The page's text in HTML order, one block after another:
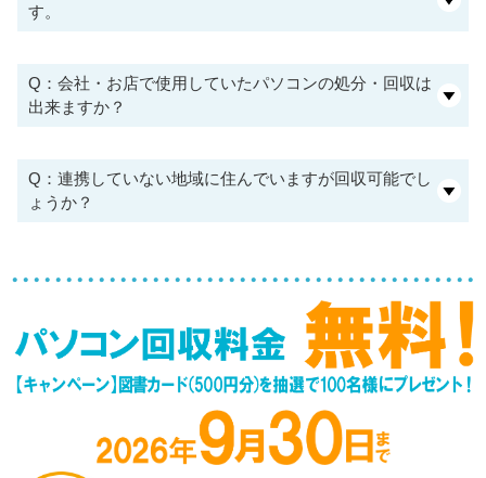
す。
Q：会社・お店で使用していたパソコンの処分・回収は
出来ますか？
Q：連携していない地域に住んでいますが回収可能でし
ょうか？